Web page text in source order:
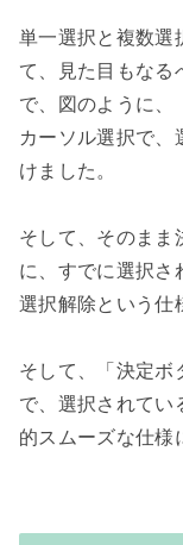
単一選択と複数選
て、見た目もなる
で、図のように、
カーソル選択で、
けました。
そして、そのまま
に、すでに選択さ
選択解除という仕
そして、「決定ボ
で、選択されてい
的スムーズな仕様